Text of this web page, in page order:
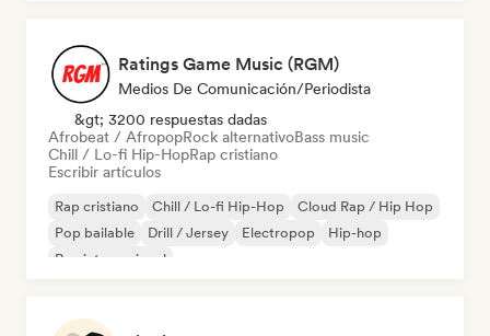
Ratings Game Music (RGM)
Medios De Comunicación/Periodista
&gt; 3200 respuestas dadas
Afrobeat / AfropopRock alternativoBass music
Chill / Lo-fi Hip-HopRap cristiano
Escribir artículos
Rap cristiano Chill / Lo-fi Hip-Hop
Cloud Rap / Hip Hop
Pop bailable
Drill / Jersey Electropop
Hip-hop
Rap internacional